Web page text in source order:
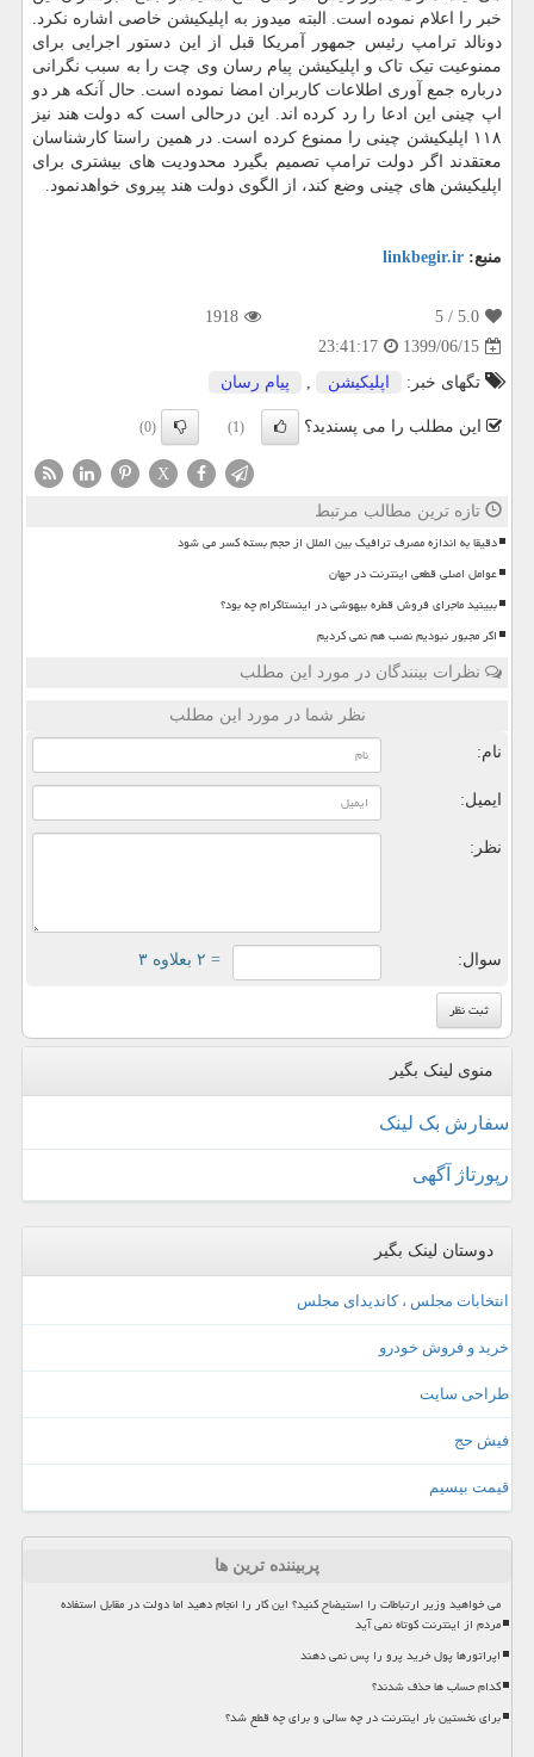
خبر را اعلام نموده است. البته میدوز به اپلیکیشن خاصی اشاره نکرد.
دونالد ترامپ رئیس جمهور آمریکا قبل از این دستور اجرایی برای
ممنوعیت تیک تاک و اپلیکیشن پیام رسان وی چت را به سبب نگرانی
درباره جمع آوری اطلاعات کاربران امضا نموده است. حال آنکه هر دو
اپ چینی این ادعا را رد کرده اند. این درحالی است که دولت هند نیز
۱۱۸ اپلیکیشن چینی را ممنوع کرده است. در همین راستا کارشناسان
معتقدند اگر دولت ترامپ تصمیم بگیرد محدودیت های بیشتری برای
اپلیکیشن های چینی وضع کند، از الگوی دولت هند پیروی خواهدنمود.
منبع: linkbegir.ir
5.0
/ 5
1918
1399/06/15
23:41:17
تگهای خبر:
اپلیكیشن , پیام رسان
این مطلب را می پسندید؟ (1)
(0)
X
تازه ترین مطالب مرتبط
دقیقا به اندازه مصرف ترافیک بین الملل از حجم بسته کسر می شود
عوامل اصلی قطعی اینترنت در جهان
ببینید ماجرای فروش قطره بیهوشی در اینستاگرام چه بود؟
اگر مجبور نبودیم نصب هم نمی کردیم
نظرات بینندگان در مورد این مطلب
نظر شما در مورد این مطلب
نام:
ایمیل:
نظر:
سوال: = ۲ بعلاوه ۳
منوی لینک بگیر
سفارش بک لینک
رپورتاژ آگهی
دوستان لینک بگیر
انتخابات مجلس ، کاندیدای مجلس
خرید و فروش خودرو
طراحی سایت
فیش حج
قیمت بیسیم
پربیننده ترین ها
می خواهید وزیر ارتباطات را استیضاح کنید؟ این کار را انجام دهید اما دولت در مقابل استفاده
مردم از اینترنت کوتاه نمی آید
اپراتورها پول خرید پرو را پس نمی دهند
کدام حساب ها حذف شدند؟
برای نخستین بار اینترنت در چه سالی و برای چه قطع شد؟